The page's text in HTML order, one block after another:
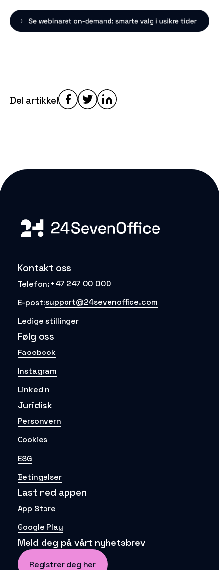
Del artikkel
Kontakt oss
Telefon:+47 247 00 000
E-post:support@24sevenoffice.com
Ledige stillinger
Følg oss
Facebook
Instagram
LinkedIn
Juridisk
Personvern
Cookies
ESG
Betingelser
Last ned appen
App Store
Google Play
Meld deg på vårt nyhetsbrev
Registrer deg her